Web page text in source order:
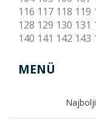
116 117 118 119
128 129 130 131
140 141 142 143
MENÜ